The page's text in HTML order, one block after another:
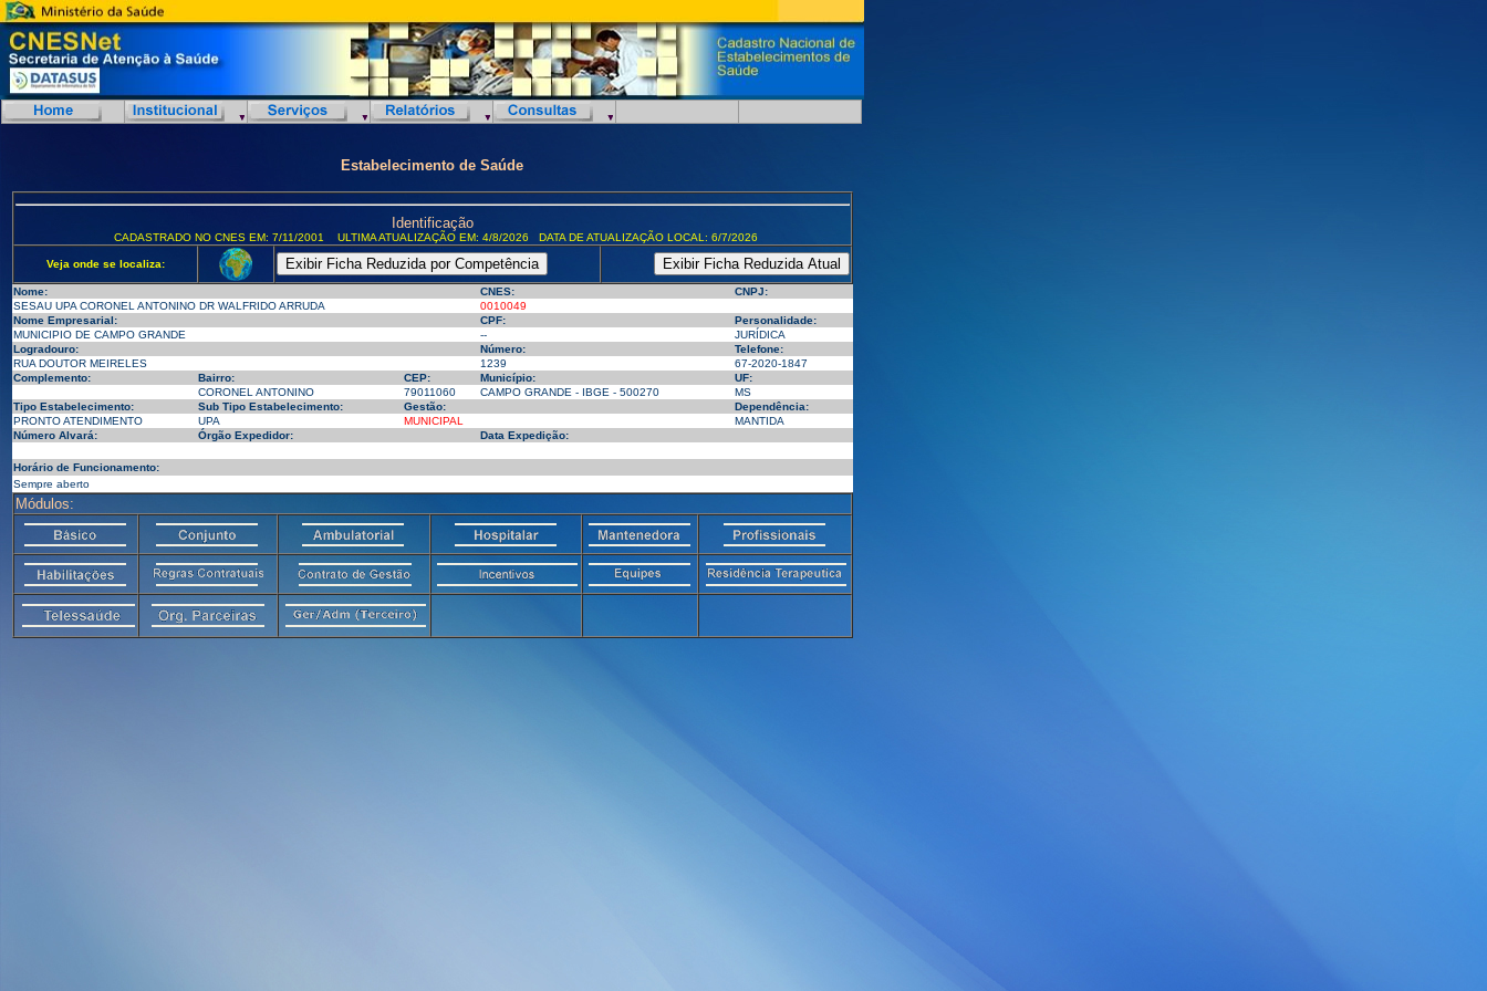
Estabelecimento de Saúde
Identificação
CADASTRADO NO CNES EM: 7/11/2001 ULTIMA ATUALIZAÇÃO EM: 4/8/2026 DATA DE ATUALIZAÇÃO LOCAL: 6/7/2026
Veja onde se localiza:
Nome: CNES:
CNPJ:
SESAU UPA CORONEL ANTONINO DR WALFRIDO ARRUDA
0010049
Nome Empresarial:
CPF:
Personalidade:
MUNICIPIO DE CAMPO GRANDE
--
JURÍDICA
Logradouro:
Número:
Telefone:
RUA DOUTOR MEIRELES
1239
67-2020-1847
Complemento:
Bairro: CEP: Município:
UF:
CORONEL ANTONINO
79011060 CAMPO GRANDE - IBGE - 500270
MS
Tipo Estabelecimento:
Sub Tipo Estabelecimento: Gestão:
Dependência:
PRONTO ATENDIMENTO
UPA MUNICIPAL
MANTIDA
Número Alvará:
Órgão Expedidor: Data Expedição:
Horário de Funcionamento:
Sempre aberto
Módulos: